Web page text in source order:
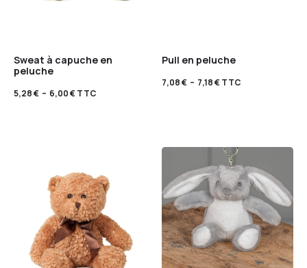
Sweat à capuche en
peluche
5,28€ – 6,00€TTC
Pull en peluche
7,08€ – 7,18€TTC